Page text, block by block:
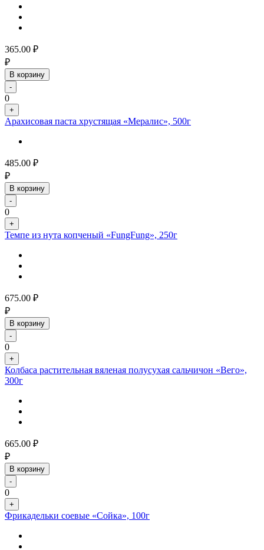
365.00 ₽
₽
В корзину
-
0
+
Арахисовая паста хрустящая «Мералис», 500г
485.00 ₽
₽
В корзину
-
0
+
Темпе из нута копченый «FungFung», 250г
675.00 ₽
₽
В корзину
-
0
+
Колбаса растительная вяленая полусухая сальчичон «Вего»,
300г
665.00 ₽
₽
В корзину
-
0
+
Фрикадельки соевые «Сойка», 100г